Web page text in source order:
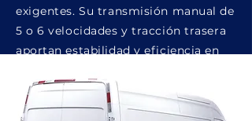
exigentes. Su transmisión manual de
5 o 6 velocidades y tracción trasera
aportan estabilidad y eficiencia en
distancia, convirtiéndola en una
herramienta confiable para